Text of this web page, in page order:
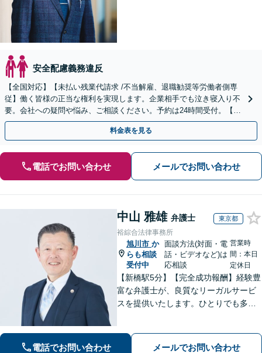
安全配慮義務違反
【全国対応】【未払い残業代請求 /不当解雇、退職勧奨等労働者側専
従】働く皆様の正当な権利を実現します。企業相手でも泣き寝入り不
要。会社への疑問や悩み、ご相談ください。予約は24時間受付。【初
回面談無料】【夜間・休日対応可】
料金表を見る
電話でお問い合わせ メールでお問い合わせ
中山 雅雄 弁護士 東京都
裕綜合法律事務所
旭川市 か
らも相談
受付中
面談方法(対面・電
話・ビデオなど)は
応相談
営業時
間：本日
定休日
【新橋駅5分】【完全成功報酬】経験豊
富な弁護士が、良質なリーガルサービ
スを提供いたします。ひとりでも多く
す。お困りの際は、ぜひご相談くださ
電話でお問い合わせ メールでお問い合わせ